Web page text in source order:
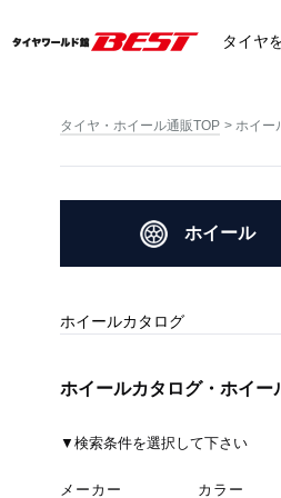
タイヤ
タイヤ・ホイール通販TOP ホイー
ホイール
ホイールカタログ
ホイールカタログ・ホイー
▼検索条件を選択して下さい
メーカー カラー